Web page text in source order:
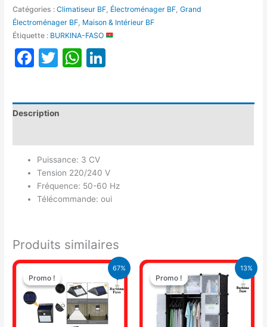
Catégories :Climatiseur BF Électroménager BF ,Grand
Électroménager BF Maison & Intérieur BF
Étiquette : BURKINA-FASO
Facebook
TwitterWhatsApp
Description
Puissance: 3 CV
Tension 220/240 V
Fréquence: 50-60 Hz
Télécommande: oui
Produits similaires
67%
Promo !
Promo !
Le
prix
initial
était :
10.500 CFA.
Le
actuel
est :
3.500 CFA.
13%
Promo !
Promo !
Le
prix
initial
était :
40.000 CFA.
Le
prix
actuel
est :